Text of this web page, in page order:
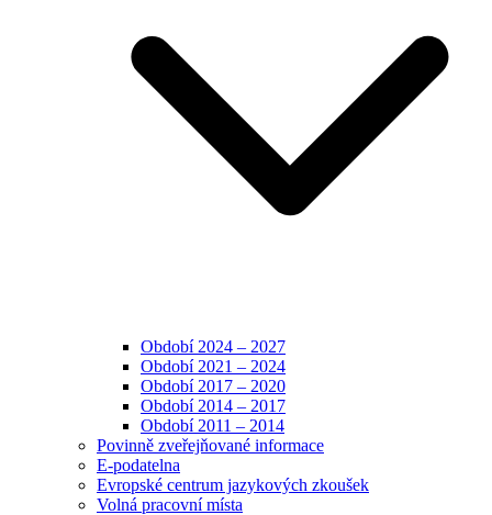
Období 2024 – 2027
Období 2021 – 2024
Období 2017 – 2020
Období 2014 – 2017
Období 2011 – 2014
Povinně zveřejňované informace
E-podatelna
Evropské centrum jazykových zkoušek
Volná pracovní místa